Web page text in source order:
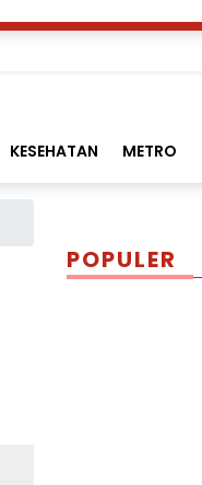
KESEHATAN METRO
POPULER